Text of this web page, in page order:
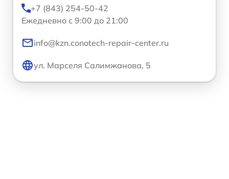
+7 (843) 254-50-42
Ежедневно с 9:00 до 21:00
info@kzn.conotech-repair-center.ru
ул. Марселя Салимжанова, 5